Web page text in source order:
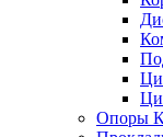
Опоры